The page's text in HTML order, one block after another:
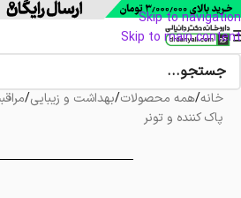
Skip to navigation
Skip to main content
خانه/همه محصولات/بهداشت و زیبایی/
پاک کننده و تونر